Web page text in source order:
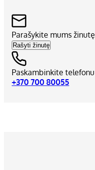
Parašykite mums žinutę
Rašyti žinutę
Paskambinkite telefonu
+370 700 80055